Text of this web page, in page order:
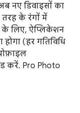
नए डिवाइसों का
के रंगों में
के लिए, ऐप्लिकेशन
(हर गतिविधि
करें. Pro Photo